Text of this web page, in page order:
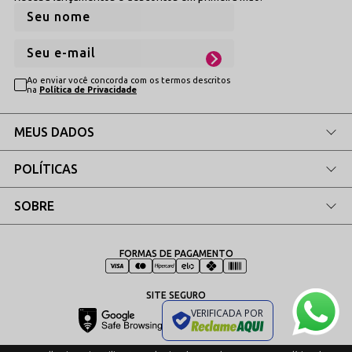
Ao enviar você concorda com os termos descritos
na Política de Privacidade
MEUS DADOS
POLÍTICAS
SOBRE
FORMAS DE PAGAMENTO
SITE SEGURO
VERIFICADA POR